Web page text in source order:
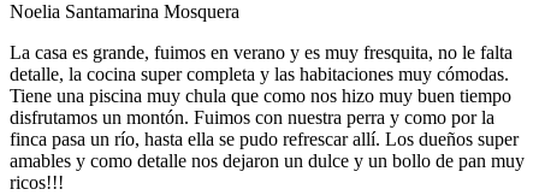
Noelia Santamarina Mosquera
La casa es grande, fuimos en verano y es muy fresquita, no le falta
detalle, la cocina super completa y las habitaciones muy cómodas.
Tiene una piscina muy chula que como nos hizo muy buen tiempo
disfrutamos un montón. Fuimos con nuestra perra y como por la
finca pasa un río, hasta ella se pudo refrescar allí. Los dueños super
amables y como detalle nos dejaron un dulce y un bollo de pan muy
ricos!!!